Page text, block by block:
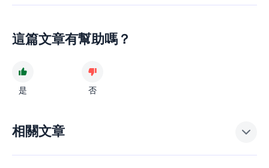
這篇文章有幫助嗎？
是 否
相關文章